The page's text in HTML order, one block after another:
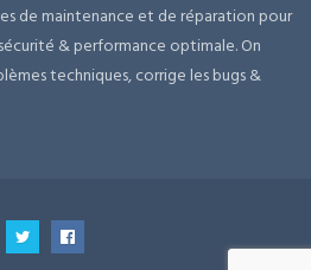
de maintenance et de réparation pour
& performance optimale. On
techniques, corrige les bugs &